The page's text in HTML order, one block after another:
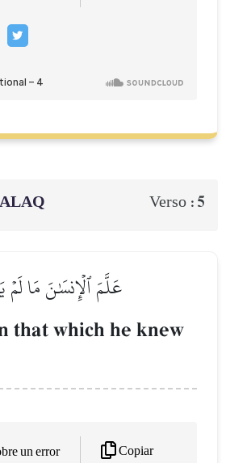
Verso : 5
عَلَّمَ ٱلۡإِنسَٰنَ مَا لَمۡ
that which he knew
un error Copiar